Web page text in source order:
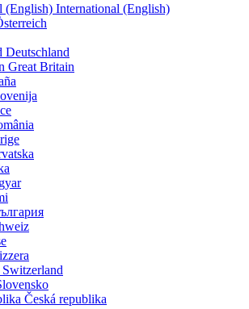
International (English)
Deutschland
Great Britain
Switzerland
Česká republika